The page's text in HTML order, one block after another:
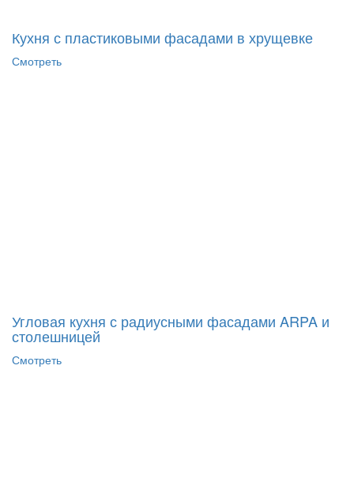
Кухня с пластиковыми фасадами в хрущевке
Смотреть
Угловая кухня с радиусными фасадами ARPA и
столешницей
Смотреть